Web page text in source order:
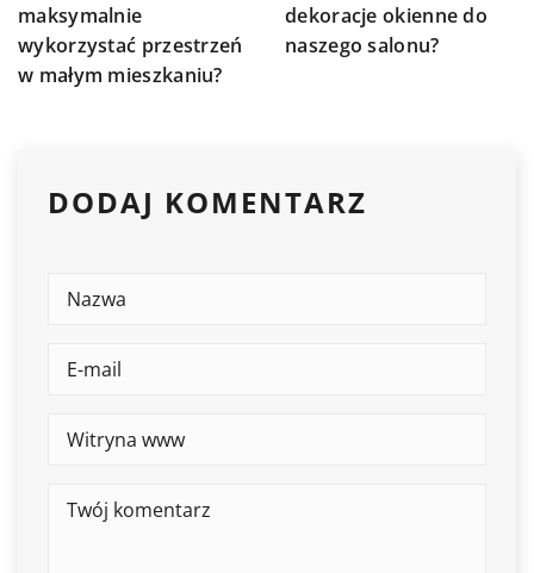
maksymalnie
wykorzystać przestrzeń
w małym mieszkaniu?
dekoracje okienne do
naszego salonu?
DODAJ KOMENTARZ